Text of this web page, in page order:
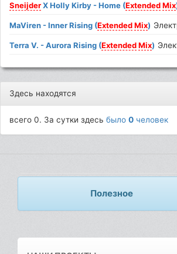
SneijderX Holly Kirby - Home (Extended Mix
MaViren - Inner Rising (Extended Mix)
Terra V. - Aurora Rising (Extended Mix)
Здесь находятся
всего 0. За сутки здесьбыло0 человек
Полезное